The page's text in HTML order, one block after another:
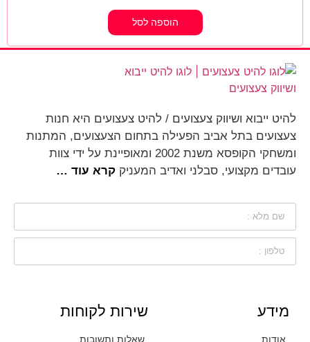
הוספה לסל
להיט ייבוא ושיווק צעצועים / להיט צעצועים היא חנות
צעצועים בתל אביב הפעילה בתחום הצעצועים, המתנות
ומשחקי הקופסא משנת 2002 ומאופיינת על ידי צוות
עובדים מקצועי, סבלני ואדיב המעניק קרא עוד …
מידע
אודות
שירות לקוחות
שאלות ותשובות